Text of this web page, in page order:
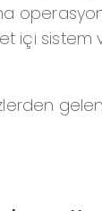
içi sistem